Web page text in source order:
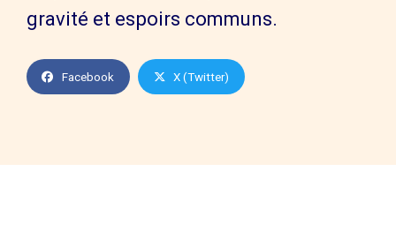
gravité et espoirs communs.
Facebook X (Twitter)